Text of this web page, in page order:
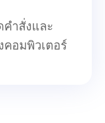
ำสั่งและ
อมพิวเตอร์